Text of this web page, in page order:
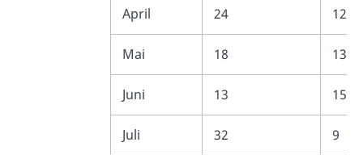
April 24 12
Mai 18 13
Juni 13 15
Juli 32 9